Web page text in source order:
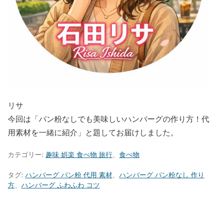
リサ
今回は「パン粉なしでも美味しいハンバーグの作り方！代
用素材を一緒に紹介」と題してお届けしました。
カテゴリー: 趣味 娯楽 食べ物 旅行 食べ物
タグ: ハンバーグ パン粉 代用 素材
ハンバーグ パン粉なし 作り
方
ハンバーグ ふわふわ コツ